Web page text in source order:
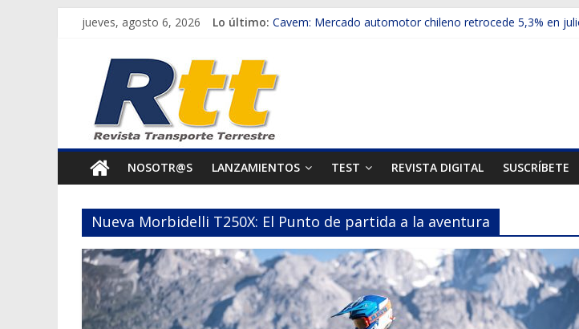
Saltarjueves, agosto 6, 2026 Lo último: Cavem: Mercado automotor chileno retrocede 5,3% en
SINOTRUK Pick-ups presentó la recién estrenada Bolden
Chile es el primer mercado internacional en lanzar la nueva
Rtt
Revista
Transporte
Terrestre
Autos,
camiones,
motos,
información
del
mundo
NOSOTR@S LANZAMIENTOS TEST REVISTA DIGITAL SUSCRÍBETE
Nueva Morbidelli T250X: El Punto de partida a la aventura